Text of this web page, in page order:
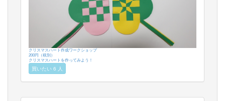
クリスマスハート作成ワークショップ
200円（税別）
クリスマスハートを作ってみよう！
買いたい 6 人